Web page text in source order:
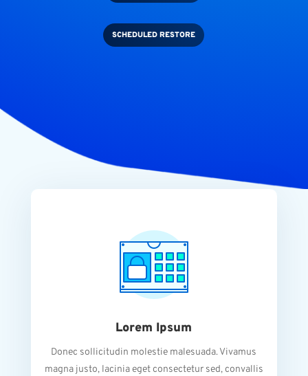
SCHEDULED RESTORE
Lorem Ipsum
Donec sollicitudin molestie malesuada. Vivamus
magna justo, lacinia eget consectetur sed, convallis